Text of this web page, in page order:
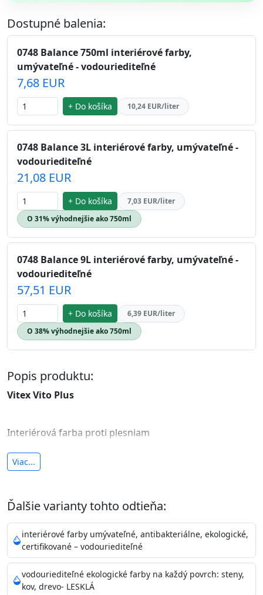
Dostupné balenia:
0748 Balance 750ml interiérové farby,
umývateľné - vodouriediteľné
7,68 EUR
+ Do košíka 10,24 EUR/liter
0748 Balance 3L interiérové farby, umývateľné -
vodouriediteľné
21,08 EUR
+ Do košíka
7,03 EUR/liter
O 31% výhodnejšie ako 750ml
0748 Balance 9L interiérové farby, umývateľné -
vodouriediteľné
57,51 EUR
+ Do košíka
6,39 EUR/liter
O 38% výhodnejšie ako 750ml
Popis produktu:
Vitex Vito Plus
Interiérová farba proti plesniam
antibakteriálna a umývateľná
Je interiérová protiplesňová farba s iónmi
Vďaka svojmu špeciálnemu zloženiu
znižuje (o 99,9%) množstvo baktérií na povrchu náteru.
Preto jevhodná na nátery priestor s
vysokými nárokmi na hygienickú čistotu ako sú
nemocnice, pôrodnice, operačné
sály, potravinárske priestory, detské izby, školy,
Viac...
Ďalšie varianty tohto odtieňa:
interiérové farby umývateľné, antibakteriálne, ekologické,
certifikované – vodouriediteľné
vodouriediteľné ekologické farby na každý povrch: steny,
kov, drevo- LESKLÁ